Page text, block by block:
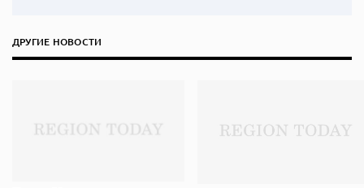
ДРУГИЕ НОВОСТИ